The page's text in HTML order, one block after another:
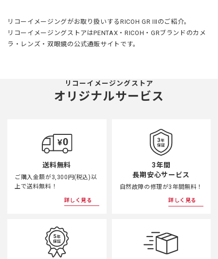
リコーイメージングがお取り扱いするRICOH GR IIIのご紹介。
リコーイメージングストアはPENTAX・RICOH・GRブランドのカメ
ラ・レンズ・双眼鏡の公式通販サイトです。
リコーイメージングストア
オリジナルサービス
送料無料
ご購入金額が3,300円(税込)以
上で送料無料！
詳しく見る
3年間
長期安心サービス
自然故障の修理が3年間無料！
詳しく見る